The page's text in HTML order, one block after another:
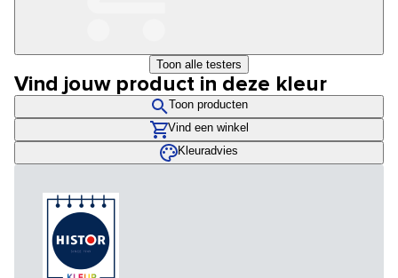
Toon alle testers
Vind jouw product in deze kleur
Toon producten
Vind een winkel
Kleuradvies